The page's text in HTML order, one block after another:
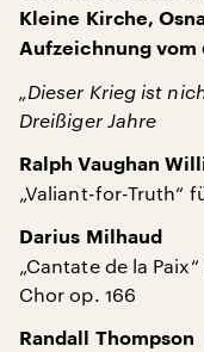
Kleine Kirche,
Aufzeichnung vom
„Dieser Krieg ist
Dreißiger Jahre
Ralph Vaughan
„Valiant-for-Truth“
Darius Milhaud
„Cantate de la
Chor op. 166
Randall Thompson